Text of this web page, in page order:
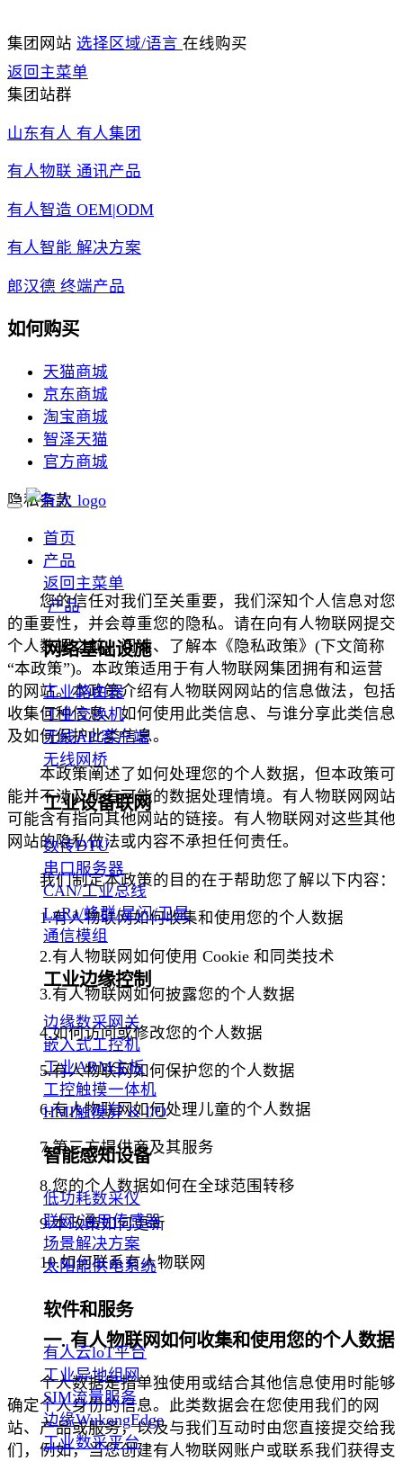
集团网站 选择区域/语言 在线购买
返回主菜单
集团站群
山东有人 有人集团
有人物联 通讯产品
有人智造 OEM|ODM
有人智能 解决方案
郎汉德 终端产品
如何购买
天猫商城
京东商城
淘宝商城
智泽天猫
官方商城
首页
产品
返回主菜单
产品
网络基础设施
工业路由器
工业交换机
无线AP/客户端
无线网桥
工业设备联网
数传DTU
串口服务器
CAN/工业总线
LoRa/蜂群/星闪/卫星
通信模组
工业边缘控制
边缘数采网关
嵌入式工控机
工业ARM主板
工控触摸一体机
HMI触摸屏 & I/O
智能感知设备
低功耗数采仪
联网/通用传感器
场景解决方案
太阳能供电系统
软件和服务
有人云loT平台
工业异地组网
SIM流量服务
边缘WukongEdge
工业数采平台
隐私条款
您的信任对我们至关重要，我们深知个人信息对您
的重要性，并会尊重您的隐私。请在向有人物联网提交
个人数据之前，阅读、了解本《隐私政策》(下文简称
“本政策”)。本政策适用于有人物联网集团拥有和运营
的网站。本政策介绍有人物联网网站的信息做法，包括
收集何种信息、如何使用此类信息、与谁分享此类信息
及如何保护此类信息。
本政策阐述了如何处理您的个人数据，但本政策可
能并不涉及所有可能的数据处理情境。有人物联网网站
可能含有指向其他网站的链接。有人物联网对这些其他
网站的隐私做法或内容不承担任何责任。
我们制定本政策的目的在于帮助您了解以下内容：
1.有人物联网如何收集和使用您的个人数据
2.有人物联网如何使用 Cookie 和同类技术
3.有人物联网如何披露您的个人数据
4.如何访问或修改您的个人数据
5.有人物联网如何保护您的个人数据
6.有人物联网如何处理儿童的个人数据
7.第三方提供商及其服务
8.您的个人数据如何在全球范围转移
9.本政策如何更新
10.如何联系有人物联网
一. 有人物联网如何收集和使用您的个人数据
个人数据是指单独使用或结合其他信息使用时能够
确定个人身份的信息。此类数据会在您使用我们的网
站、产品或服务，以及与我们互动时由您直接提交给我
们，例如，当您创建有人物联网账户或联系我们获得支